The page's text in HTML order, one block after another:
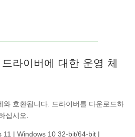
라이버에 대한 운영 체
와 호환됩니다. 드라이버를 다운로드하
십시오.
11 | Windows 10 32-bit/64-bit |